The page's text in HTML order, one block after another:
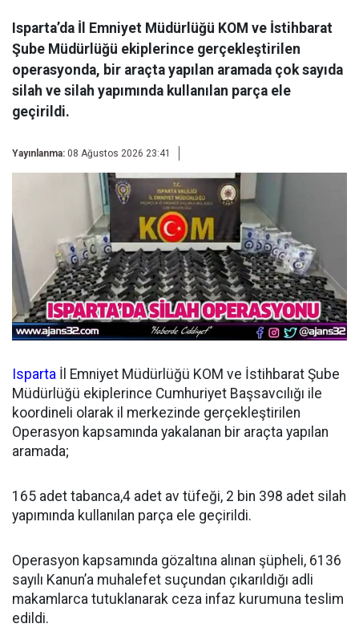
Isparta’da İl Emniyet Müdürlüğü KOM ve İstihbarat
Şube Müdürlüğü ekiplerince gerçekleştirilen
operasyonda, bir araçta yapılan aramada çok sayıda
silah ve silah yapımında kullanılan parça ele
geçirildi.
Yayınlanma: 08 Ağustos 2026 23:41
Isparta İl Emniyet Müdürlüğü KOM ve İstihbarat Şube
Müdürlüğü ekiplerince Cumhuriyet Başsavcılığı ile
koordineli olarak il merkezinde gerçekleştirilen
Operasyon kapsamında yakalanan bir araçta yapılan
aramada;
165 adet tabanca,4 adet av tüfeği, 2 bin 398 adet silah
yapımında kullanılan parça ele geçirildi.
Operasyon kapsamında gözaltına alınan şüpheli, 6136
sayılı Kanun’a muhalefet suçundan çıkarıldığı adli
makamlarca tutuklanarak ceza infaz kurumuna teslim
edildi.